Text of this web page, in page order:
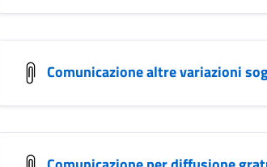
Comunicazione altre variazioni